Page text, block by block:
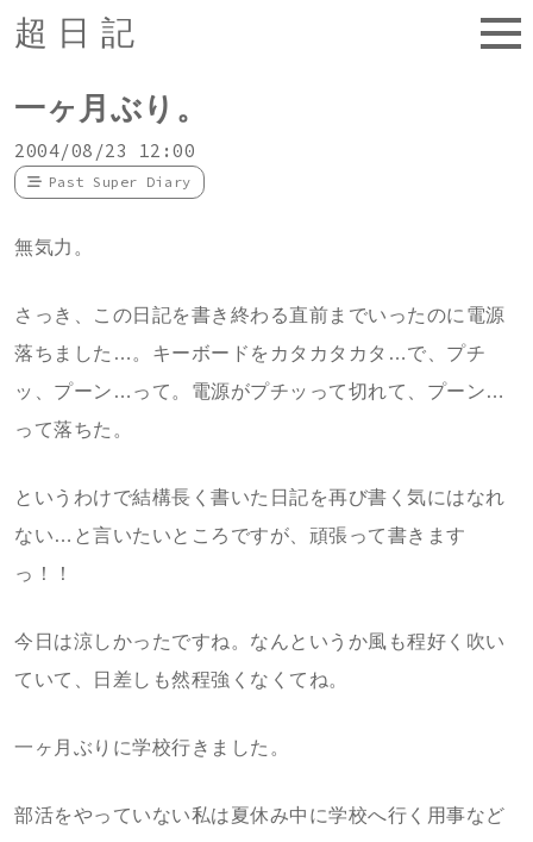
超日記
一ヶ月ぶり。
2004/08/23 12:00
Past Super Diary
無気力。
さっき、この日記を書き終わる直前までいったのに電源
落ちました…。キーボードをカタカタカタ…で、プチ
ッ、プーン…って。電源がプチッって切れて、プーン…
って落ちた。
というわけで結構長く書いた日記を再び書く気にはなれ
ない…と言いたいところですが、頑張って書きます
っ！！
今日は涼しかったですね。なんというか風も程好く吹い
ていて、日差しも然程強くなくてね。
一ヶ月ぶりに学校行きました。
部活をやっていない私は夏休み中に学校へ行く用事など